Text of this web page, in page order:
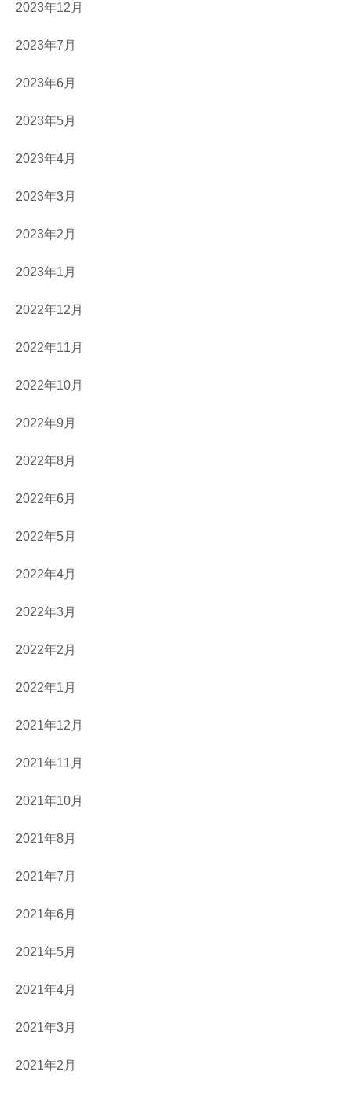
2023年12月
2023年7月
2023年6月
2023年5月
2023年4月
2023年3月
2023年2月
2023年1月
2022年12月
2022年11月
2022年10月
2022年9月
2022年8月
2022年6月
2022年5月
2022年4月
2022年3月
2022年2月
2022年1月
2021年12月
2021年11月
2021年10月
2021年8月
2021年7月
2021年6月
2021年5月
2021年4月
2021年3月
2021年2月